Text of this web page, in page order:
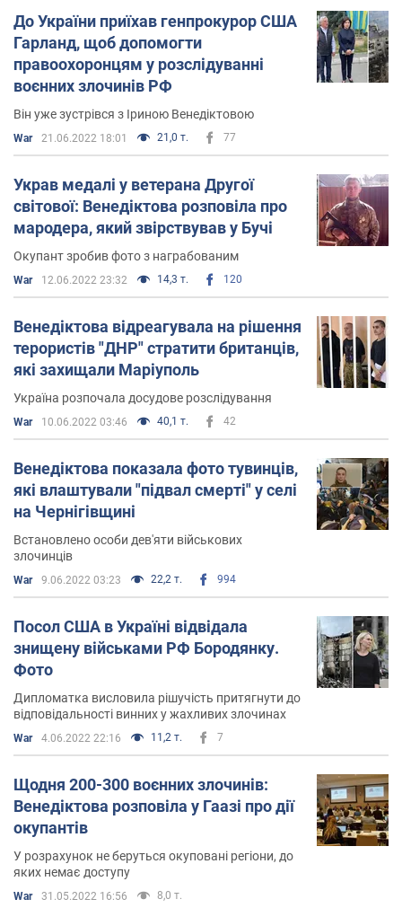
До України приїхав генпрокурор США
Гарланд, щоб допомогти
правоохоронцям у розслідуванні
воєнних злочинів РФ
Він уже зустрівся з Іриною Венедіктовою
War 21.06.2022 18:01 21,0 т. 77
Украв медалі у ветерана Другої
світової: Венедіктова розповіла про
мародера, який звірствував у Бучі
Окупант зробив фото з награбованим
War 12.06.2022 23:32 14,3 т. 120
Венедіктова відреагувала на рішення
терористів "ДНР" стратити британців,
які захищали Маріуполь
Україна розпочала досудове розслідування
War 10.06.2022 03:46 40,1 т. 42
Венедіктова показала фото тувинців,
які влаштували "підвал смерті" у селі
на Чернігівщині
Встановлено особи дев'яти військових
злочинців
War 9.06.2022 03:23 22,2 т. 994
Посол США в Україні відвідала
знищену військами РФ Бородянку.
Фото
Дипломатка висловила рішучість притягнути до
відповідальності винних у жахливих злочинах
War 4.06.2022 22:16 11,2 т. 7
Щодня 200-300 воєнних злочинів:
Венедіктова розповіла у Гаазі про дії
окупантів
У розрахунок не беруться окуповані регіони, до
яких немає доступу
War 31.05.2022 16:56 8,0 т.